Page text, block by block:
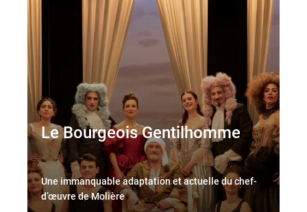
Le Bourgeois Gentilhomme
Une immanquable adaptation et actuelle du chef-
d’œuvre de Molière